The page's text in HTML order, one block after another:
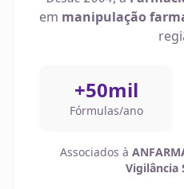
em manipulação
+50mil
Fórmulas/ano
Associados à
Vigilância